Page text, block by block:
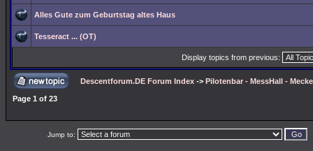
Alles Gute zum Geburtstag altes Haus
Tesseract ... (OT)
Display topics from previous:
Descentforum.DE Forum Index -> Pilotenbar - MessHall -
Page 1 of 23
Jump to: